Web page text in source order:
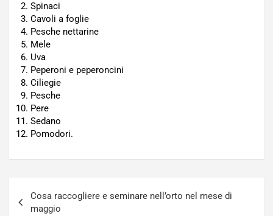
Spinaci
Cavoli a foglie
Pesche nettarine
Mele
Uva
Peperoni e peperoncini
Ciliegie
Pesche
Pere
Sedano
Pomodori.
articoli
Cosa raccogliere e seminare nell’orto nel mese di
maggio